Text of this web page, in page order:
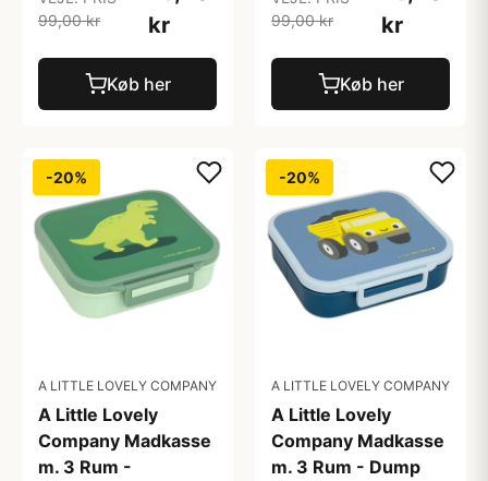
99,00 kr
kr
Køb her
99,00 kr
kr
Køb her
-20%
A LITTLE LOVELY COMPANY
A Little Lovely
Company Madkasse
m. 3 Rum -
-20%
A LITTLE LOVELY COMPANY
A Little Lovely
Company Madkasse
m. 3 Rum - Dump